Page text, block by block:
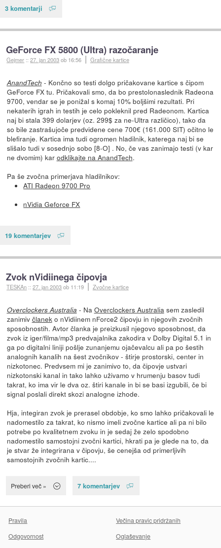
3 komentarji
GeForce FX 5800 (Ultra) razočaranje
Gejmer ::27. jan 2003ob 16:56 Grafične kartice
AnandTech - Končno so testi dolgo pričakovane kartice s čipom
GeForce FX tu. Pričakovali smo, da bo prestolonaslednik Radeona
9700, vendar se je ponižal s komaj 10% boljšimi rezultati. Pri
nekaterih igrah in testih je celo pokleknil pred Radeonom. Kartica
naj bi stala 399 dolarjev (oz. 299$ za ne-Ultra različico), tako da
so bile zastrašujoče predvidene cene 700€ (161.000 SIT) očitno le
blefiranje. Kartica ima tudi ogromen hladilnik, katerega naj bi se
slišalo tudi v sosednjo sobo [8-O] . No, če vas zanimajo testi (v kar
ne dvomim) kar odklikajte na AnandTech.
Pa še zvočna primerjava hladilnikov:
ATI Radeon 9700 Pro
nVidia Geforce FX
19 komentarjev
Zvok nVidiinega čipovja
TESKAn ::27. jan 2003ob 11:19 Zvočne kartice
Overclockers Australia - Na Overclockers Australiasem zasledil
zanimiv članeko nVidiinem nForce2 čipovju in njegovih zvočnih
sposobnostih. Avtor članka je preizkusil njegovo sposobnost, da
zvok iz iger/filma/mp3 predvajalnika zakodira v Dolby Digital 5.1 in
ga po digitalni liniji pošlje zunanjemu ojačevalcu ali pa po šestih
analognih kanalih na šest zvočnikov - štirje prostorski, center in
nizkotonec. Predvsem mi je zanimivo to, da čipovje ustvari
nizkotonski kanal in tako lahko uživamo v hrumenju basov tudi
takrat, ko ima vir le dva oz. štiri kanale in bi se basi izgubili, če bi
signal poslali direkt skozi analogne izhode.
Hja, integiran zvok je prerasel obdobje, ko smo lahko pričakovali le
nadomestilo za takrat, ko nismo imeli zvočne kartice ali pa ni bilo
potrebe po kvalitetnem zvoku in je sedaj že zelo spodobno
nadomestilo samostojni zvočni kartici, hkrati pa je glede na to, da
je stvar že integrirana v čipovju, še cenejša od primerljivih
samostojnih zvočnih kartic....
Preberi več » 7 komentarjev
Pravila
Večina pravic pridržanih
Odgovornost
Oglaševanje